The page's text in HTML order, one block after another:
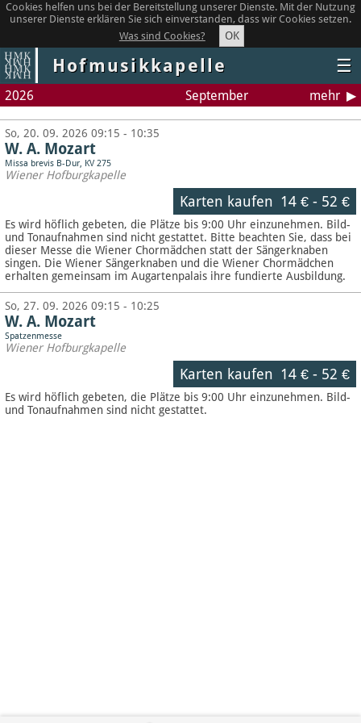
Cookies helfen uns bei der Bereitstellung unserer Dienste. Mit der Nutzung
unserer Dienste erklären Sie sich einverstanden, dass wir Cookies setzen.
Was sind Cookies?
OK
Hofmusikkapelle ☰
2026 September mehr
So, 20. 09. 2026 09:15 - 10:35
W. A. Mozart
Missa brevis B-Dur, KV 275
Wiener Hofburgkapelle
Karten kaufen 14 €- 52 €
Es wird höflich gebeten, die Plätze bis 9:00 Uhr einzunehmen. Bild-
und Tonaufnahmen sind nicht gestattet. Bitte beachten Sie, dass bei
dieser Messe die Wiener Chormädchen statt der Sängerknaben
singen. Die Wiener Sängerknaben und die Wiener Chormädchen
erhalten gemeinsam im Augartenpalais ihre fundierte Ausbildung.
So, 27. 09. 2026 09:15 - 10:25
W. A. Mozart
Spatzenmesse
Wiener Hofburgkapelle
Karten kaufen 14 €- 52 €
Es wird höflich gebeten, die Plätze bis 9:00 Uhr einzunehmen. Bild-
und Tonaufnahmen sind nicht gestattet.